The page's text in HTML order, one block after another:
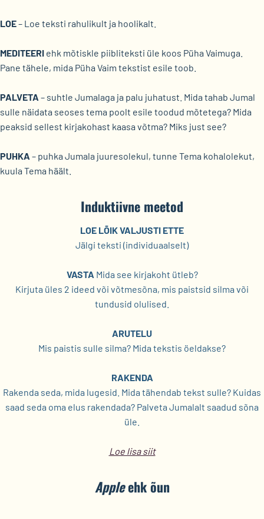
LOE– Loe teksti rahulikult ja hoolikalt.
MEDITEERI ehk mõtiskle piibliteksti üle koos Püha Vaimuga.
Pane tähele, mida Püha Vaim tekstist esile toob.
PALVETA – suhtle Jumalaga ja palu juhatust. Mida tahab Jumal
sulle näidata seoses tema poolt esile toodud mõtetega? Mida
peaksid sellest kirjakohast kaasa võtma? Miks just see?
PUHKA – puhka Jumala juuresolekul, tunne Tema kohalolekut,
kuula Tema häält.
Induktiivne meetod
LOE LÕIK VALJUSTI ETTE
Jälgi teksti (individuaalselt)
VASTA Mida see kirjakoht ütleb?
Kirjuta üles 2 ideed või võtmesõna, mis paistsid silma või
tundusid olulised.
ARUTELU
Mis paistis sulle silma? Mida tekstis öeldakse?
RAKENDA
Rakenda seda, mida lugesid. Mida tähendab tekst sulle? Kuidas
saad seda oma elus rakendada? Palveta Jumalalt saadud sõna
üle.
Loe lisa siit
Appleehk õun